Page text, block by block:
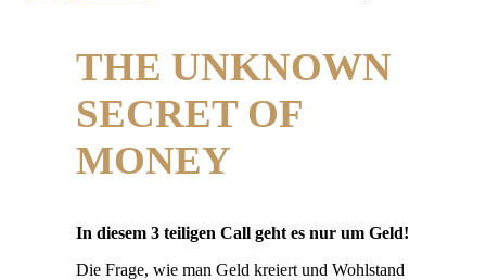
THE UNKNOWN
SECRET OF
MONEY
In diesem 3 teiligen Call geht es nur um Geld!
Die Frage, wie man Geld kreiert und Wohlstand